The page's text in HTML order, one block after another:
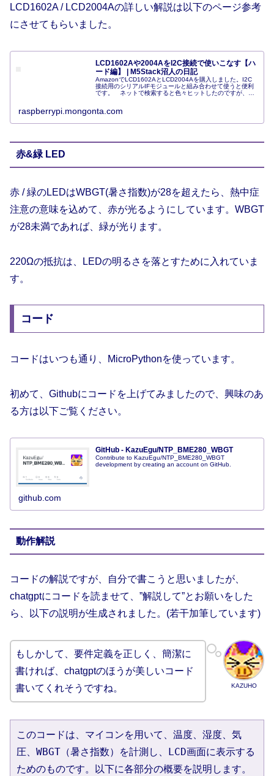
LCD1602A / LCD2004Aの詳しい解説は以下のページ参考
にさせてもらいました。
LCD1602Aや2004AをI2C接続で使いこなす【ハ
ード編】 | M5Stack沼人の日記
AmazonでLCD1602AとLCD2004Aを購入しました。I2C
接続用のシリアルIFモジュールと組み合わせて使うと便利
です。 ネットで検索すると色々ヒットしたのですが、ス
ャラクターディスプレイです。HD44780互換コントローラ
raspberrypi.mongonta.com
赤&緑 LED
赤 / 緑のLEDはWBGT(暑さ指数)が28を超えたら、熱中症
注意の意味を込めて、赤が光るようにしています。WBGT
が28未満であれば、緑が光ります。
220Ωの抵抗は、LEDの明るさを落とすために入れていま
す。
コード
コードはいつも通り、MicroPythonを使っています。
初めて、Githubにコードを上げてみましたので、興味のあ
る方は以下ご覧ください。
GitHub - KazuEgu/NTP_BME280_WBGT
Contribute to KazuEgu/NTP_BME280_WBGT
development by creating an account on GitHub.
github.com
動作解説
コードの解説ですが、自分で書こうと思いましたが、
chatgptにコードを読ませて、”解説して”とお願いをした
ら、以下の説明が生成されました。(若干加筆しています)
KAZUHO
もしかして、要件定義を正しく、簡潔に
書ければ、chatgptのほうが美しいコード
書いてくれそうですね。
このコードは、マイコンを用いて、温度、湿度、気
圧、WBGT（暑さ指数）を計測し、LCD画面に表示する
ためのものです。以下に各部分の概要を説明します。